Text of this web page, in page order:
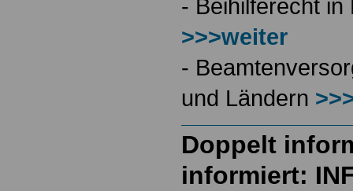
- Beihilferecht
>>>weiter
-
und Ländern
Doppelt
informiert: